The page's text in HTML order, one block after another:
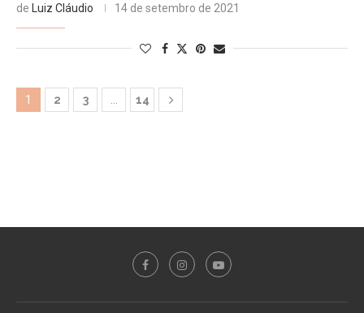
de Luiz Cláudio 14 de setembro de 2021
1 2 3 14